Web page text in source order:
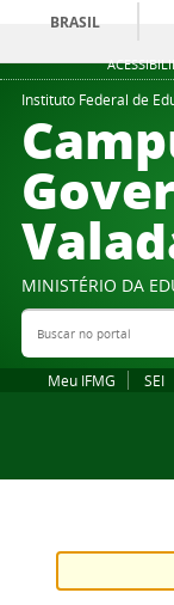
BRASIL
Instituto Federal de
MINISTÉRIO DA
Buscar no portal
Meu IFMG SEI